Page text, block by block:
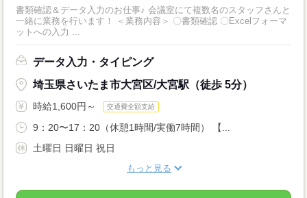
書類確認＆データ入力のお仕事♪ 会議室にて複数名のスタッフさんと
一緒に業務を行います！ ＜業務内容＞ 〇書類確認 〇Excelフォーマ
データ入力・タイピング
埼玉県さいたま市大宮区/大宮駅（徒歩 5分）
時給1,600円～ 交通費全額支給
9：20〜17：20（休憩1時間/実働7時間） 【...
土曜日 日曜日 祝日
もっと見る